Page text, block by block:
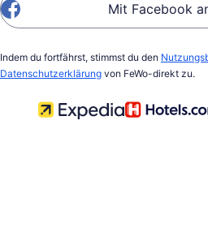
Mit Facebook
Indem du fortfährst, stimmst du den
Datenschutzerklärung von FeWo-direkt zu.